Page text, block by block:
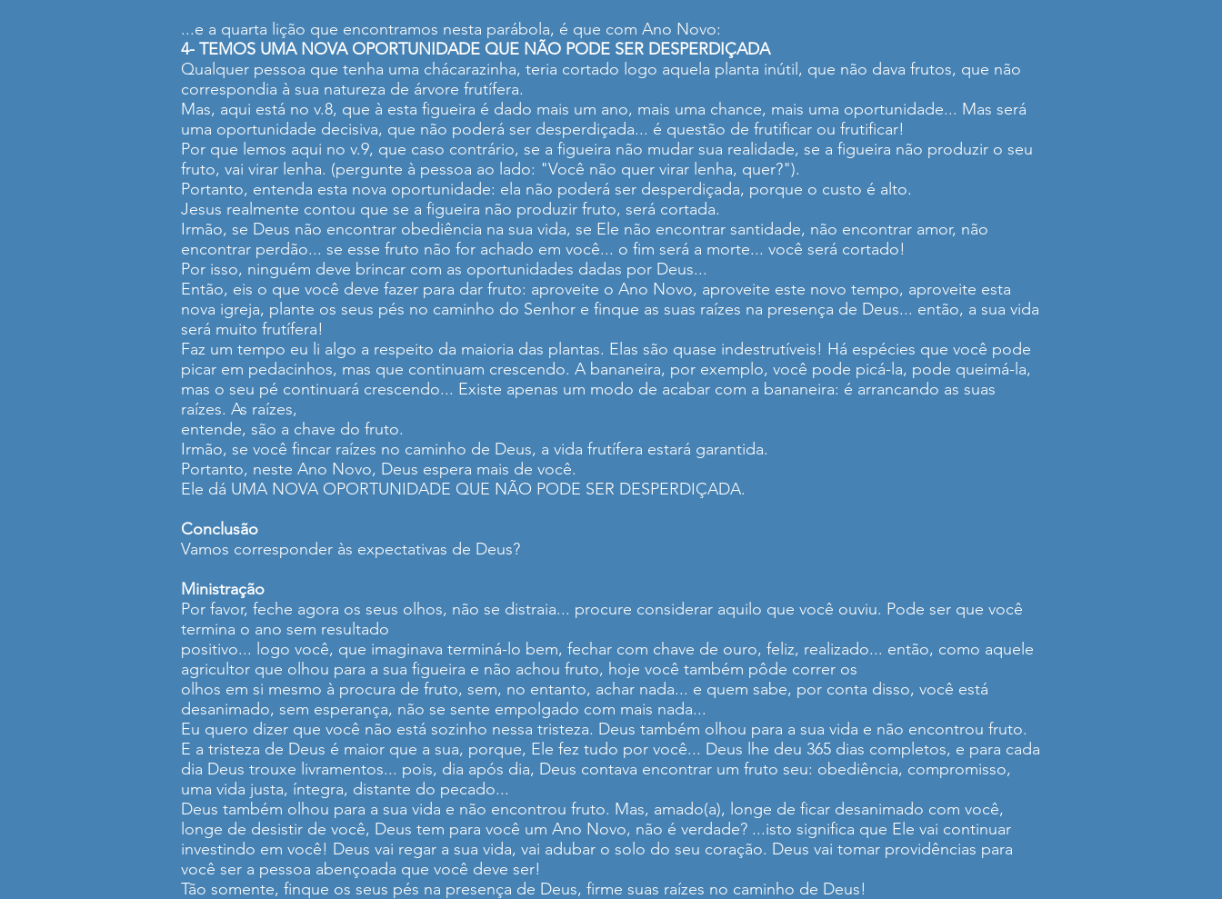
...e a quarta lição que encontramos nesta parábola, é que com Ano Novo:
4- TEMOS UMA NOVA OPORTUNIDADE QUE NÃO PODE SER DESPERDIÇADA
Qualquer pessoa que tenha uma chácarazinha, teria cortado logo aquela planta inútil, que não dava frutos, que não
correspondia à sua natureza de árvore frutífera.
Mas, aqui está no v.8, que à esta figueira é dado mais um ano, mais uma chance, mais uma oportunidade... Mas será
uma oportunidade decisiva, que não poderá ser desperdiçada... é questão de frutificar ou frutificar!
Por que lemos aqui no v.9, que caso contrário, se a figueira não mudar sua realidade, se a figueira não produzir o seu
fruto, vai virar lenha. (pergunte à pessoa ao lado: "Você não quer virar lenha, quer?").
Portanto, entenda esta nova oportunidade: ela não poderá ser desperdiçada, porque o custo é alto.
Jesus realmente contou que se a figueira não produzir fruto, será cortada.
Irmão, se Deus não encontrar obediência na sua vida, se Ele não encontrar santidade, não encontrar amor, não
encontrar perdão... se esse fruto não for achado em você... o fim será a morte... você será cortado!
Por isso, ninguém deve brincar com as oportunidades dadas por Deus...
Então, eis o que você deve fazer para dar fruto: aproveite o Ano Novo, aproveite este novo tempo, aproveite esta
nova igreja, plante os seus pés no caminho do Senhor e finque as suas raízes na presença de Deus... então, a sua vida
será muito frutífera!
Faz um tempo eu li algo a respeito da maioria das plantas. Elas são quase indestrutíveis! Há espécies que você pode
picar em pedacinhos, mas que continuam crescendo. A bananeira, por exemplo, você pode picá-la, pode queimá-la,
mas o seu pé continuará crescendo... Existe apenas um modo de acabar com a bananeira: é arrancando as suas
raízes. As raízes,
entende, são a chave do fruto.
Irmão, se você fincar raízes no caminho de Deus, a vida frutífera estará garantida.
Portanto, neste Ano Novo, Deus espera mais de você.
Ele dá UMA NOVA OPORTUNIDADE QUE NÃO PODE SER DESPERDIÇADA.
Conclusão
Vamos corresponder às expectativas de Deus?
Ministração
Por favor, feche agora os seus olhos, não se distraia... procure considerar aquilo que você ouviu. Pode ser que você
termina o ano sem resultado
positivo... logo você, que imaginava terminá-lo bem, fechar com chave de ouro, feliz, realizado... então, como aquele
agricultor que olhou para a sua figueira e não achou fruto, hoje você também pôde correr os
olhos em si mesmo à procura de fruto, sem, no entanto, achar nada... e quem sabe, por conta disso, você está
desanimado, sem esperança, não se sente empolgado com mais nada...
Eu quero dizer que você não está sozinho nessa tristeza. Deus também olhou para a sua vida e não encontrou fruto.
E a tristeza de Deus é maior que a sua, porque, Ele fez tudo por você... Deus lhe deu 365 dias completos, e para cada
dia Deus trouxe livramentos... pois, dia após dia, Deus contava encontrar um fruto seu: obediência, compromisso,
uma vida justa, íntegra, distante do pecado...
Deus também olhou para a sua vida e não encontrou fruto. Mas, amado(a), longe de ficar desanimado com você,
longe de desistir de você, Deus tem para você um Ano Novo, não é verdade? ...isto significa que Ele vai continuar
investindo em você! Deus vai regar a sua vida, vai adubar o solo do seu coração. Deus vai tomar providências para
você ser a pessoa abençoada que você deve ser!
Tão somente, finque os seus pés na presença de Deus, firme suas raízes no caminho de Deus!